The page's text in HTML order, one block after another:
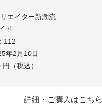
エイター新潮流
ド
112
年2月10日
（税込）
詳細・ご購入はこちら